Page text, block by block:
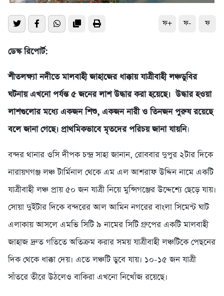
ফ+ ফ- ফ
ডেস্ক রিপোর্ট:
শীতলক্ষ্যা নদীতে মালবাহী জাহাজের ধাক্কায় যাত্রীবাহী লঞ্চডুবির
ঘটনায় এখনো পর্যন্ত ৫ জনের লাশ উদ্ধার করা হয়েছে। উদ্ধার হওয়া
লাশগুলোর মধ্যে একজন শিশু, একজন নারী ও তিনজন পুরুষ রয়েছে
বলে জানা গেছে। প্রাথমিকভাবে মৃতদের পরিচয় জানা যায়নি।
বন্দর থানার ওসি দীপক চন্দ্র সাহা জানান, রোববার দুপুর ২টার দিকে
নারায়ণগঞ্জ লঞ্চ টার্মিনাল থেকে এম এল আশরাফ উদ্দিন নামে একটি
যাত্রীবাহী লঞ্চ প্রায় ৫০ জন যাত্রী নিয়ে মুন্সিগঞ্জের উদ্দেশ্যে ছেড়ে যায়।
সোয়া দুইটার দিকে বন্দরের আল আমিন নগরের বাংলা সিমেন্ট ঘাট
এলাকায় আসলে এমভি সিটি ৯ নামের সিটি গ্রুপের একটি মালবাহী
জাহাজ দ্রুত গতিতে অতিক্রম করার সময় যাত্রীবাহী লঞ্চটিকে পেছনের
দিক থেকে ধাক্কা দেয়। এতে লঞ্চটি ডুবে যায়। ১০-১৫ জন যাত্রী
সাঁতরে তীরে উঠলেও বাকিরা এখনো নিখোঁজ রয়েছে।